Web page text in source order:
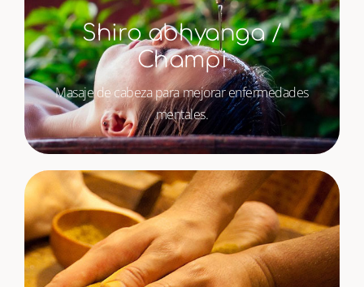
Shiro abhyanga /
Champi
Masaje de cabeza para mejorar enfermedades
mentales.